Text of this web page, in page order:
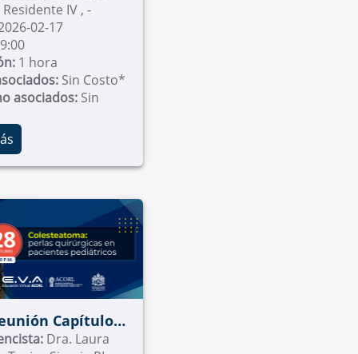
Prieto - Residente IV , -
02-17
1 hora
Sin Costo*
asociados: Sin
Capítulo
Dra. Laura